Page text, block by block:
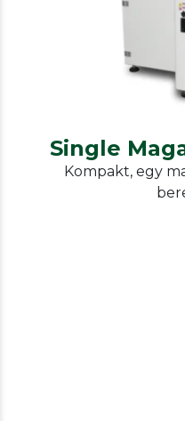
Single
Single
Kompakt, egy